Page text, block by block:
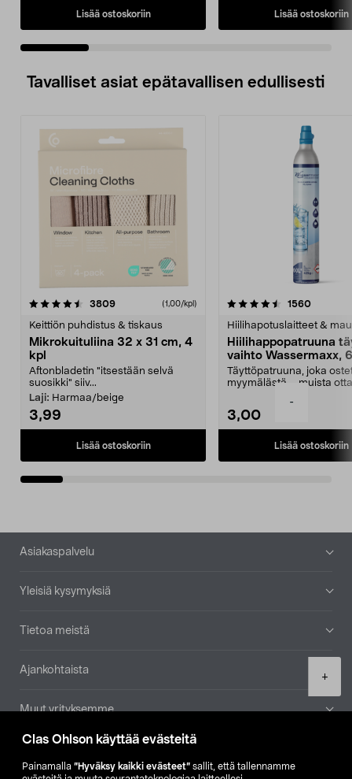
Clas Ohlson käyttää evästeitä
Painamalla ”Hyväksy kaikki evästeet” sallit, että tallennamme
-
+
Lisää ostoskoriin Lisää ostoskoriin
Tavalliset asiat epätavallisen edullisesti
3809arvostelut (1,00/kpl)
Keittiön puhdistus & tiskaus
Mikrokuituliina 32 x 31 cm, 4
kpl
Aftonbladetin "itsestään selvä
suosikki" siiv...
Laji: Harmaa/beige
3,99
Lisää ostoskoriin
4.5viidestä
1560
Hiilihapotuslaitteet &
Hiilihappopatruuna
vaihto Wassermaxx,
Täyttöpatruuna, joka
myymälästä – muista
3,00
Lisää ostoskoriin
4.5viidestä
Alatunniste
Asiakaspalvelu
Yleisiä kysymyksiä
Tietoa meistä
Ajankohtaista
Muut yrityksemme
Etsi myymälä